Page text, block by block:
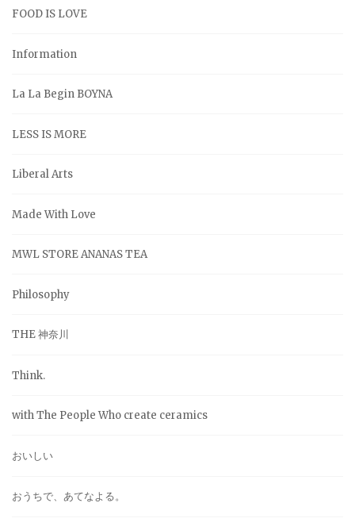
FOOD IS LOVE
Information
La La Begin BOYNA
LESS IS MORE
Liberal Arts
Made With Love
MWL STORE ANANAS TEA
Philosophy
THE 神奈川
Think.
with The People Who create ceramics
おいしい
おうちで、あてなよる。